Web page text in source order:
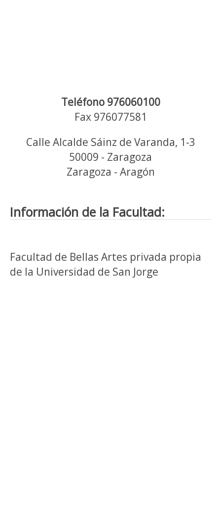
Teléfono 976060100
Fax 976077581
Calle Alcalde Sáinz de Varanda, 1-3
50009 - Zaragoza
Zaragoza - Aragón
Información de la Facultad:
Facultad de Bellas Artes privada propia
de la Universidad de San Jorge